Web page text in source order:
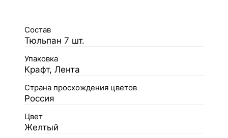
Состав
Тюльпан 7 шт.
Упаковка
Крафт, Лента
Страна просхождения цветов
Россия
Цвет
Желтый